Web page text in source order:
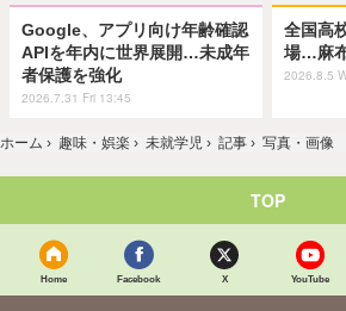
Google、アプリ向け年齢確認
APIを年内に世界展開…未成年
者保護を強化
2026.7.31 Fri 13:45
全国高
場…麻
2026.8.5
ホーム › 趣味・娯楽 › 未就学児 › 記事 › 写真・画像
TOP
Home Facebook X YouTube